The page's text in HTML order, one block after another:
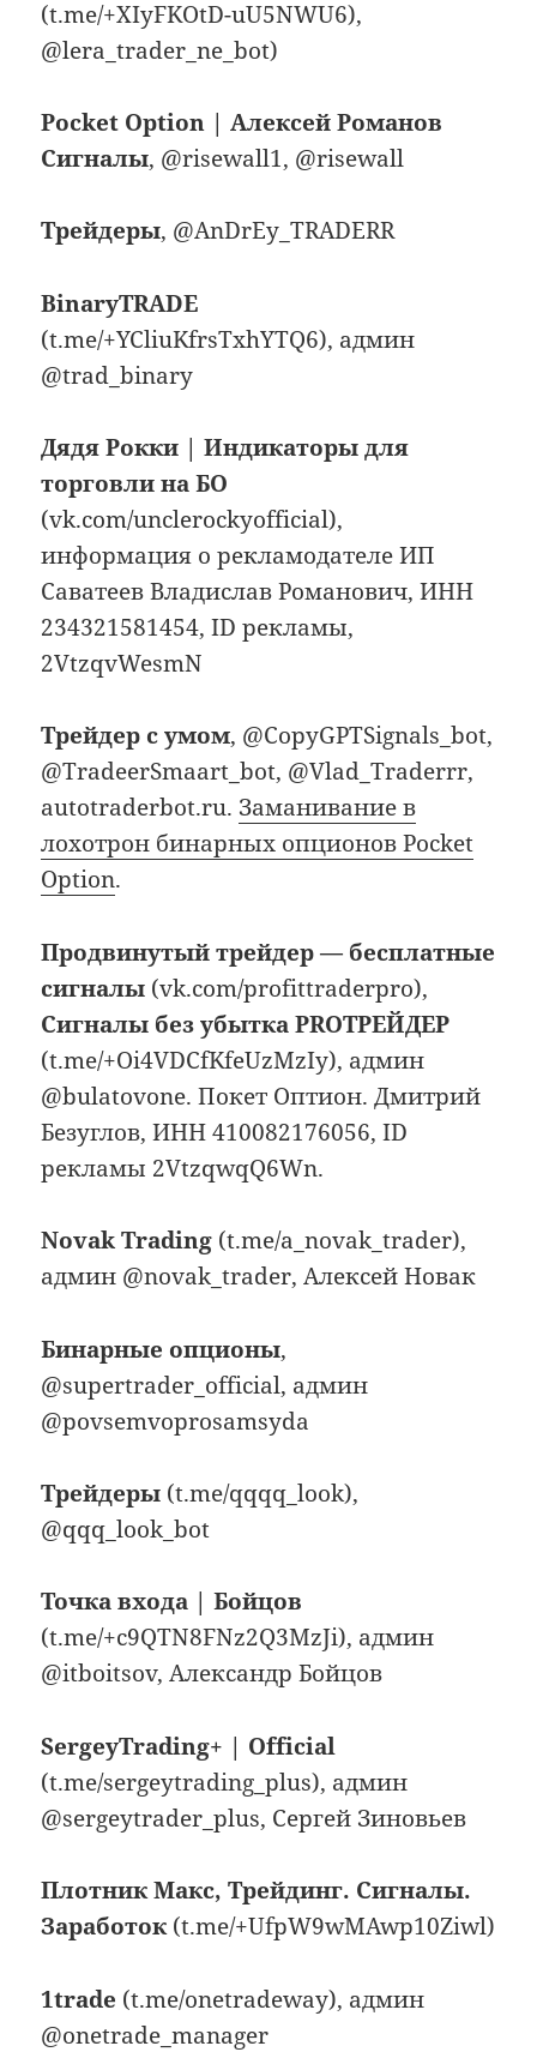
(t.me/+XIyFKOtD-uU5NWU6),
@lera_trader_ne_bot)
Pocket Option | Алексей Романов
Сигналы, @risewall1, @risewall
Трейдеры, @AnDrEy_TRADERR
BinaryTRADE
(t.me/+YCliuKfrsTxhYTQ6), админ
@trad_binary
Дядя Рокки | Индикаторы для
торговли на БО
(vk.com/unclerockyofficial),
информация о рекламодателе ИП
Саватеев Владислав Романович, ИНН
234321581454, ID рекламы,
2VtzqvWesmN
Трейдер с умом, @CopyGPTSignals_bot,
@TradeerSmaart_bot, @Vlad_Traderrr,
autotraderbot.ru. Заманивание в
лохотрон бинарных опционов Pocket
Option.
Продвинутый трейдер — бесплатные
сигналы (vk.com/profittraderpro),
Сигналы без убытка PROТРЕЙДЕР
(t.me/+Oi4VDCfKfeUzMzIy), админ
@bulatovone. Покет Оптион. Дмитрий
Безуглов, ИНН 410082176056, ID
рекламы 2VtzqwqQ6Wn.
Novak Trading (t.me/a_novak_trader),
админ @novak_trader, Алексей Новак
Бинарные опционы,
@supertrader_official, админ
@povsemvoprosamsyda
Трейдеры (t.me/qqqq_look),
@qqq_look_bot
Точка входа | Бойцов
(t.me/+c9QTN8FNz2Q3MzJi), админ
@itboitsov, Александр Бойцов
SergeyTrading+ | Official
(t.me/sergeytrading_plus), админ
@sergeytrader_plus, Сергей Зиновьев
Плотник Макс, Трейдинг. Сигналы.
Заработок(t.me/+UfpW9wMAwp10Ziwl)
1trade (t.me/onetradeway), админ
@onetrade_manager